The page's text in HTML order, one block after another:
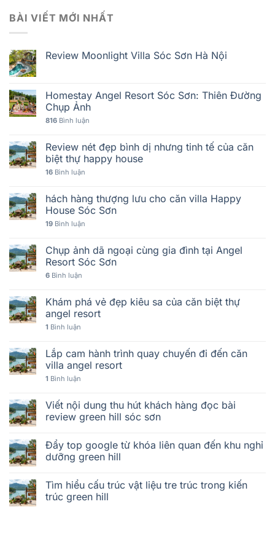
BÀI VIẾT MỚI NHẤT
Review Moonlight Villa Sóc Sơn Hà Nội
Homestay Angel Resort Sóc Sơn: Thiên Đường
Chụp Ảnh
816 Bình luận
Review nét đẹp bình dị nhưng tinh tế của căn
biệt thự happy house
16 Bình luận
hách hàng thượng lưu cho căn villa Happy
House Sóc Sơn
19 Bình luận
Chụp ảnh dã ngoại cùng gia đình tại Angel
Resort Sóc Sơn
6 Bình luận
Khám phá vẻ đẹp kiêu sa của căn biệt thự
angel resort
1 Bình luận
Lắp cam hành trình quay chuyến đi đến căn
villa angel resort
1 Bình luận
Viết nội dung thu hút khách hàng đọc bài
review green hill sóc sơn
Đẩy top google từ khóa liên quan đến khu nghỉ
dưỡng green hill
Tìm hiểu cấu trúc vật liệu tre trúc trong kiến
trúc green hill